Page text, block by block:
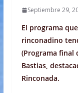
Septiembre 29,
El programa
rinconadino
(Programa final
Bastias,
Rinconada.